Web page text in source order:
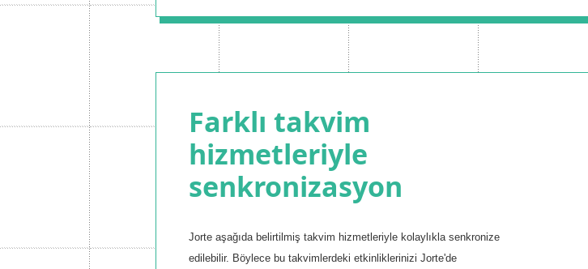
Farklı takvim
hizmetleriyle
senkronizasyon
Jorte aşağıda belirtilmiş takvim hizmetleriyle kolaylıkla senkronize
edilebilir. Böylece bu takvimlerdeki etkinliklerinizi Jorte'de